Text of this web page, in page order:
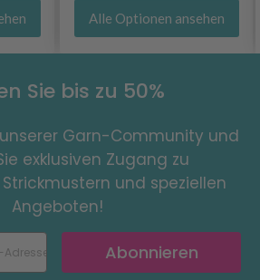
Alle Optionen ansehen
Sie bis zu 50%
Garn-Community und
exklusiven Zugang zu
und speziellen
Angeboten!
Abonnieren